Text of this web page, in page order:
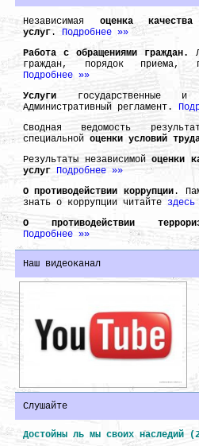
Независимая оценка качества
услуг. Подробнее »»
Работа с обращениями граждан.
граждан, порядок приема,
Подробнее »»
Услуги
государственные и
Административный регламент.
Сводная ведомость
специальной оценки условий
Результаты независимойоценки
услуг Подробнее »»
О противодействии коррупции.
знать о коррупции читайте здесь
О противодействии
Подробнее »»
Наш видеоканал
Слушайте
Достойны ль мы своих наследий